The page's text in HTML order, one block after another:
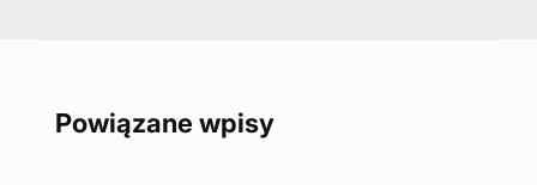
Powiązane wpisy